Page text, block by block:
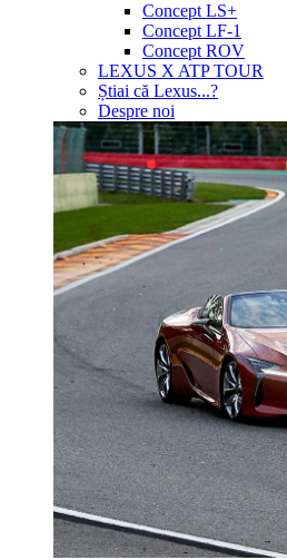
Concept LS+
Concept LF-1
Concept ROV
LEXUS X ATP TOUR
Știai că Lexus...?
Despre noi